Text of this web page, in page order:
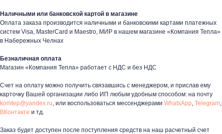
Наличными или банковской картой в магазине
Оплата заказа производится наличными и банковскими картами платежных
систем Visa, MasterCard и Maestro, МИР в нашем магазине «Компания Тепла»
в Набережных Челнах
Безналичная оплата
Магазин «Компания Тепла» работает с НДС и без НДС
Счет на оплату можно получить связавшись с менеджером, и прислав ему
карточку Вашей организации либо ИП любым удобным способом: на почту
komtep@yandex.ru , или воспользоваться мессенджерами WhatsApp Telegram
ВКонтакте и тд.
Заказ будет доступен после поступления средств на наш расчетный счет
Покупателям
Пн-Пт: 8:00 - 17:00
+7 (8552) 78-33-11
Заказать звонок